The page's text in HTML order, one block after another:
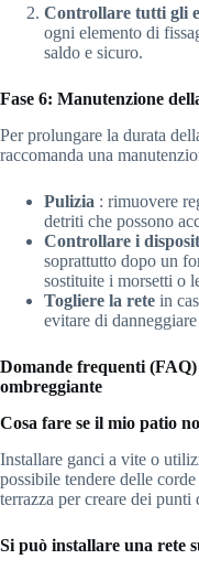
Controllare tutti gli
ogni elemento di
saldo e sicuro.
Fase 6: Manutenzione
Per prolungare la durata
raccomanda una
Pulizia : rimuovere
detriti che possono
Controllare i
soprattutto dopo un
sostituite i morsetti o
Togliere la rete in
evitare di
Domande frequenti
ombreggiante
Cosa fare se il mio patio
Installare ganci a vite o
possibile tendere delle
terrazza per creare dei punti
Si può installare una rete